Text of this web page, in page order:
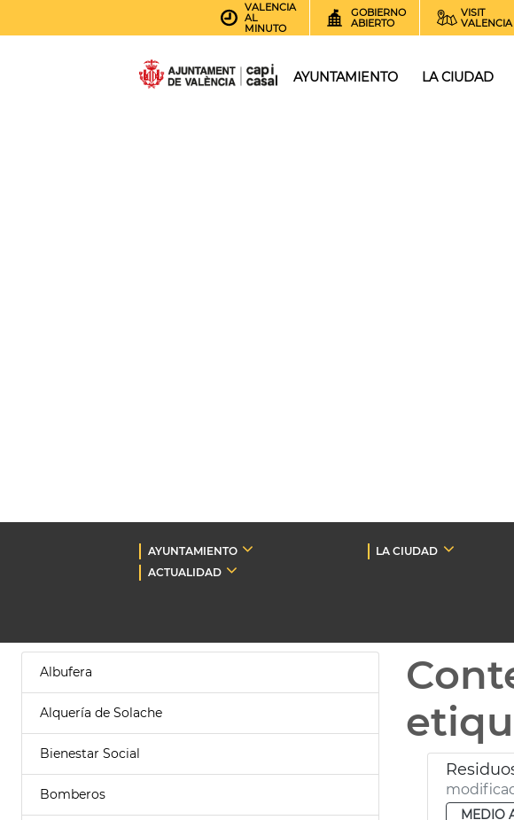
VALENCIA
AL
MINUTO
GOBIERNO
ABIERTO
VISIT
VALENCIA
AYUNTAMIENTO LA CIUDAD
AYUNTAMIENTO LA CIUDAD
ACTUALIDAD
Albufera
Alquería de Solache
Bienestar Social
Bomberos
MEDIO